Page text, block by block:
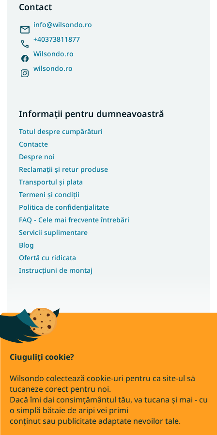
Ciuguliți cookie?
Wilsondo colectează cookie-uri pentru ca site-ul să
tucaneze corect pentru noi.
Dacă îmi dai consimțământul tău, va tucana și mai - cu
o simplă bătaie de aripi vei primi
conținut sau publicitate adaptate nevoilor tale.
Contact
info@wilsondo.ro
+40373811877
Wilsondo.ro
wilsondo.ro
Informații pentru dumneavoastră
Totul despre cumpărături
Contacte
Despre noi
Reclamații și retur produse
Transportul și plata
Termeni și condiții
Politica de confidențialitate
FAQ - Cele mai frecvente întrebări
Servicii suplimentare
Blog
Ofertă cu ridicata
Instrucțiuni de montaj
Transfer bancar Ramburs
Creat de Shoptet Premium
Drepturi de autor 2026
Wilsondo.ro
Editați setările cookie-urilor